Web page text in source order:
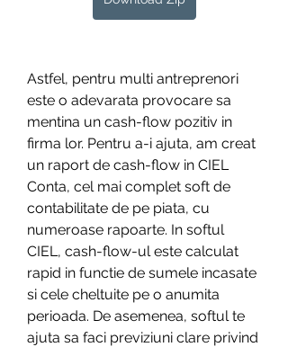
Astfel, pentru multi antreprenori
este o adevarata provocare sa
mentina un cash-flow pozitiv in
firma lor. Pentru a-i ajuta, am creat
un raport de cash-flow in CIEL
Conta, cel mai complet soft de
contabilitate de pe piata, cu
numeroase rapoarte. In softul
CIEL, cash-flow-ul este calculat
rapid in functie de sumele incasate
si cele cheltuite pe o anumita
perioada. De asemenea, softul te
ajuta sa faci previziuni clare privind